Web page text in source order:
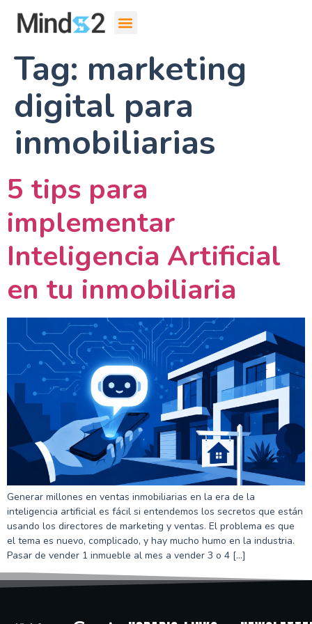
Tag: marketing
digital para
inmobiliarias
5 tips para
implementar
Inteligencia Artificial
en tu inmobiliaria
Generar millones en ventas inmobiliarias en la era de la
inteligencia artificial es fácil si entendemos los secretos que están
usando los directores de marketing y ventas. El problema es que
el tema es nuevo, complicado, y hay mucho humo en la industria.
Pasar de vender 1 inmueble al mes a vender 3 o 4 […]